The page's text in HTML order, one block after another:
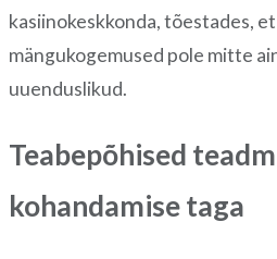
kasiinokeskkonda, tõestades,
mängukogemused pole mitte
uuenduslikud.
Teabepõhised
kohandamise taga